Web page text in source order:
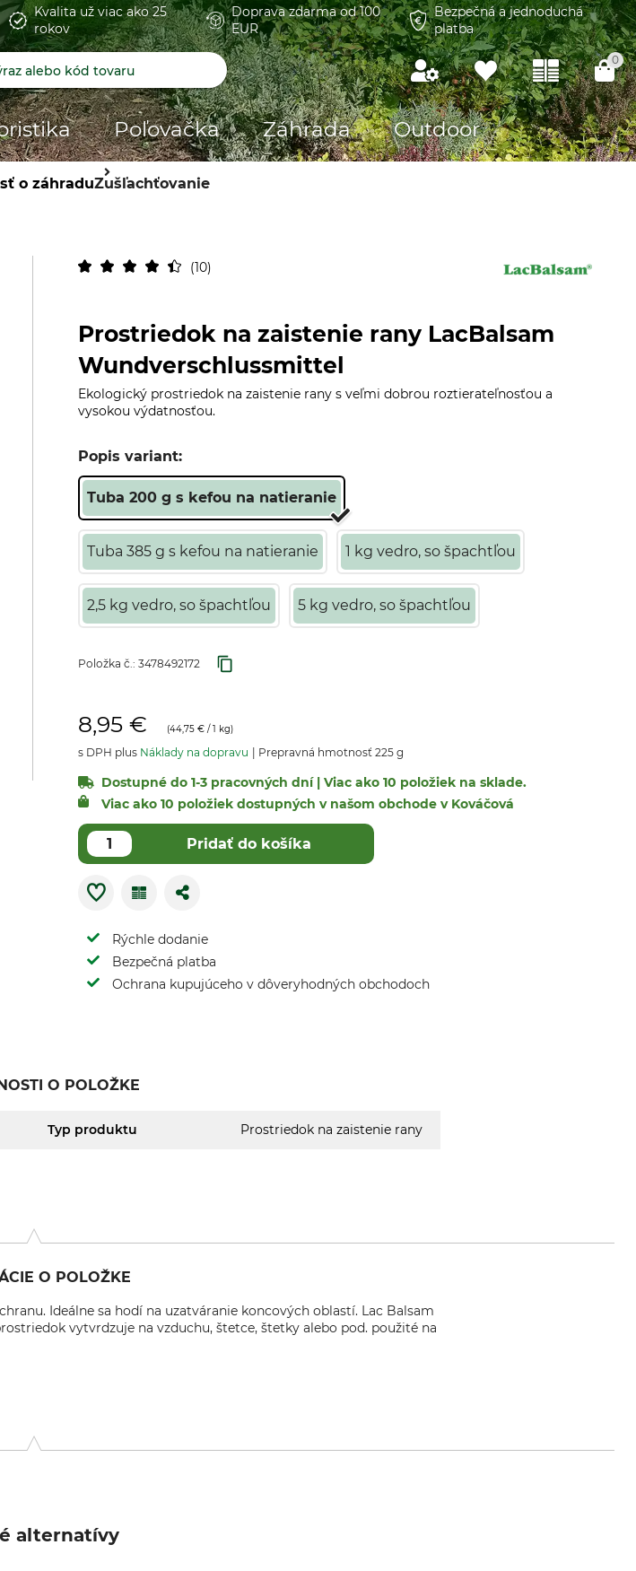
Kvalita už viac ako 25
rokov
Doprava zdarma od 100
EUR
Bezpečná a jednoduchá
platba
0
Poľovačka Záhrada Outdoor
o záhraduZušľachťovanie
10
Prostriedok na zaistenie rany LacBalsam
Wundverschlussmittel
Ekologický prostriedok na zaistenie rany s veľmi dobrou roztierateľnosťou a
vysokou výdatnosťou.
Popis variant:
Tuba 200 g s kefou na natieranie
Tuba 385 g s kefou na natieranie 1 kg vedro, so špachtľou
2,5 kg vedro, so špachtľou 5 kg vedro, so špachtľou
Položka č.: 3478492172
8,95 € (44,75 € / 1 kg)
s DPH plus Náklady na dopravu Prepravná hmotnosť 225 g
Dostupné do 1-3 pracovných dní | Viac ako 10 položiek na sklade.
Viac ako 10 položiek dostupných v našom obchode v Kováčová
Pridať do košíka
Rýchle dodanie
Bezpečná platba
Ochrana kupujúceho v dôveryhodných obchodoch
O POLOŽKE
Typ produktu Prostriedok na zaistenie rany
O POLOŽKE
Ideálne sa hodí na uzatváranie koncových oblastí. Lac Balsam
vytvrdzuje na vzduchu, štetce, štetky alebo pod. použité na
alternatívy